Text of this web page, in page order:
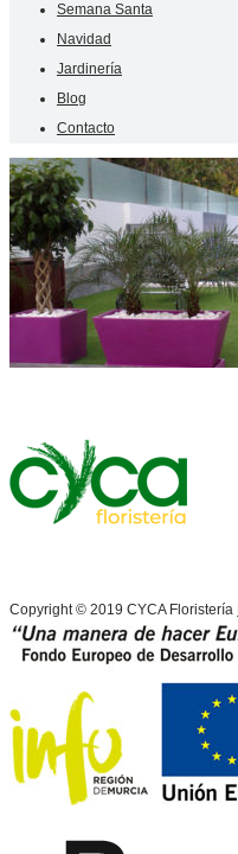
Semana Santa
Navidad
Jardinería
Blog
Contacto
Copyright © 2019 CYCA Floristería